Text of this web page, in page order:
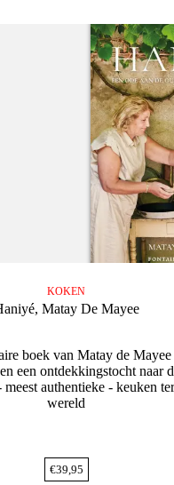
KOKEN
Matay De Mayee
boek van Matay de Mayee
een ontdekkingstocht naar
meest authentieke - keuken
wereld
€39,95